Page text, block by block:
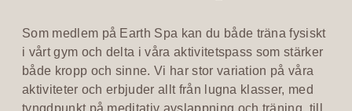
Som medlem på Earth Spa kan du både träna fysiskt
i vårt gym och delta i våra aktivitetspass som stärker
både kropp och sinne. Vi har stor variation på våra
aktiviteter och erbjuder allt från lugna klasser, med
tyngdpunkt på meditativ avslappning och träning, till